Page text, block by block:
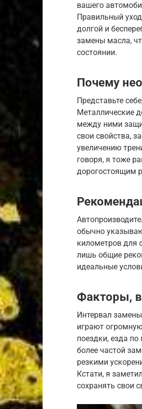
вашего
Правильный
долгой и
замены масла,
состоянии.
Почему
Представьте
Металлические
между ними
свои свойства,
увеличению
говоря, я тоже
дорогостоящим
обычно
километров для
лишь общие
идеальные
Факторы,
Интервал
играют
поездки, езда
более частой
резкими
Кстати, я
сохранять свои